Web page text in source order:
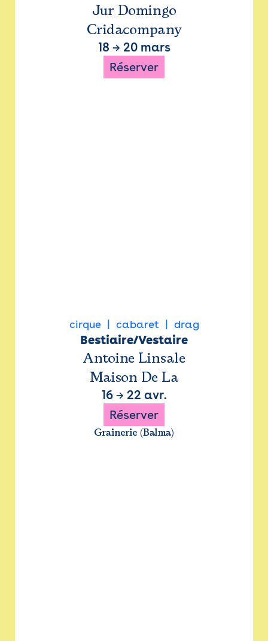
Jur Domingo
Cridacompany
18 → 20 mars
Réserver
cirque cabaret drag
Bestiaire/Vestaire
Antoine Linsale
Maison De La
16→ 22 avr.
Réserver
Grainerie (Balma)